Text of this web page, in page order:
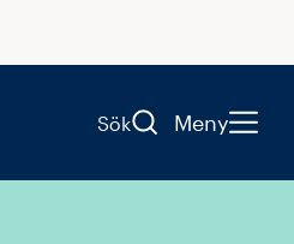
Sök Meny